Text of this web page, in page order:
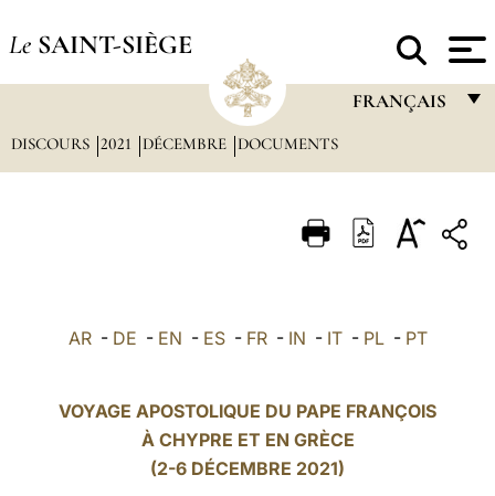
Le SAINT-SIÈGE
FRANÇAIS
ITALIANO
POLSKI
العربيّة
DISCOURS 2021 DÉCEMBRE DOCUMENTS
AR- DE - EN - ES- FR- IN - IT- PL- PT
VOYAGE APOSTOLIQUE DU PAPE FRANÇOIS
À CHYPRE ET EN GRÈCE
(2-6 DÉCEMBRE 2021)